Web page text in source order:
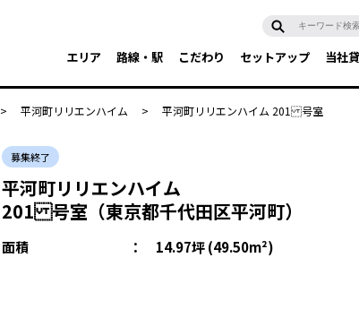
エリア 路線・駅 こだわり セットアップ 当社
> 平河町リリエンハイム > 平河町リリエンハイム 201 号室
募集終了
平河町リリエンハイム
201 号室（東京都千代田区平河町）
面積 ： 14.97坪 (49.50m²)